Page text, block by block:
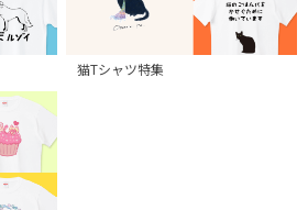
猫Tシャツ特集